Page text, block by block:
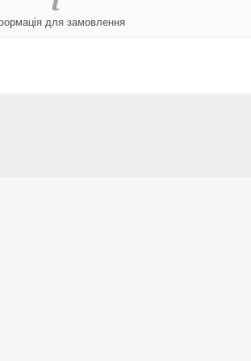
для замовлення